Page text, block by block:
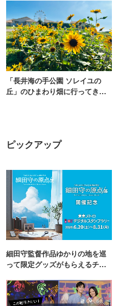
「長井海の手公園 ソレイユの
丘」のひまわり畑に行ってき
ピックアップ
細田守監督作品ゆかりの地を巡
って限定グッズがもらえるチャ